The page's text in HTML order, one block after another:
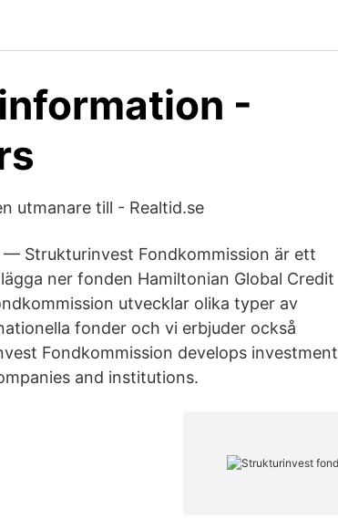
-
utmanare till - Realtid.se
Strukturinvest Fondkommission är ett
ner fonden Hamiltonian Global Credit
utvecklar olika typer av
fonder och vi erbjuder också
Fondkommission develops investment
and institutions.